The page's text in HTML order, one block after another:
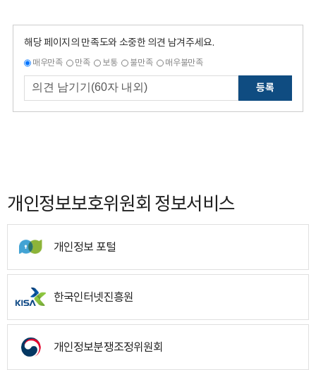
해당 페이지의 만족도와 소중한 의견 남겨주세요.
매우만족 만족 보통 불만족 매우불만족
등록
개인정보보호위원회 정보서비스
개인정보 포털
한국인터넷진흥원
개인정보분쟁조정위원회